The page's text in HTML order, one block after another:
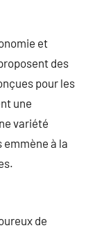
et
des
pour les
une
variété
emmène à la
de